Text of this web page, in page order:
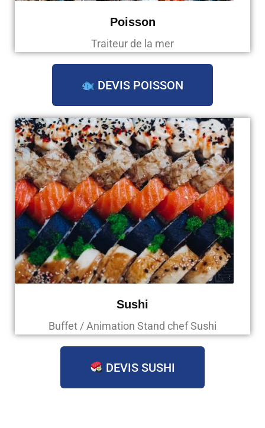
Poisson
Traiteur de la mer
DEVIS POISSON
Sushi
Buffet / Animation Stand chef Sushi
DEVIS SUSHI